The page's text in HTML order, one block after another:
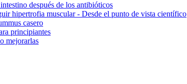
después de los antibióticos
hipertrofia muscular - Desde el punto de vista científico
casero
principiantes
mejorarlas